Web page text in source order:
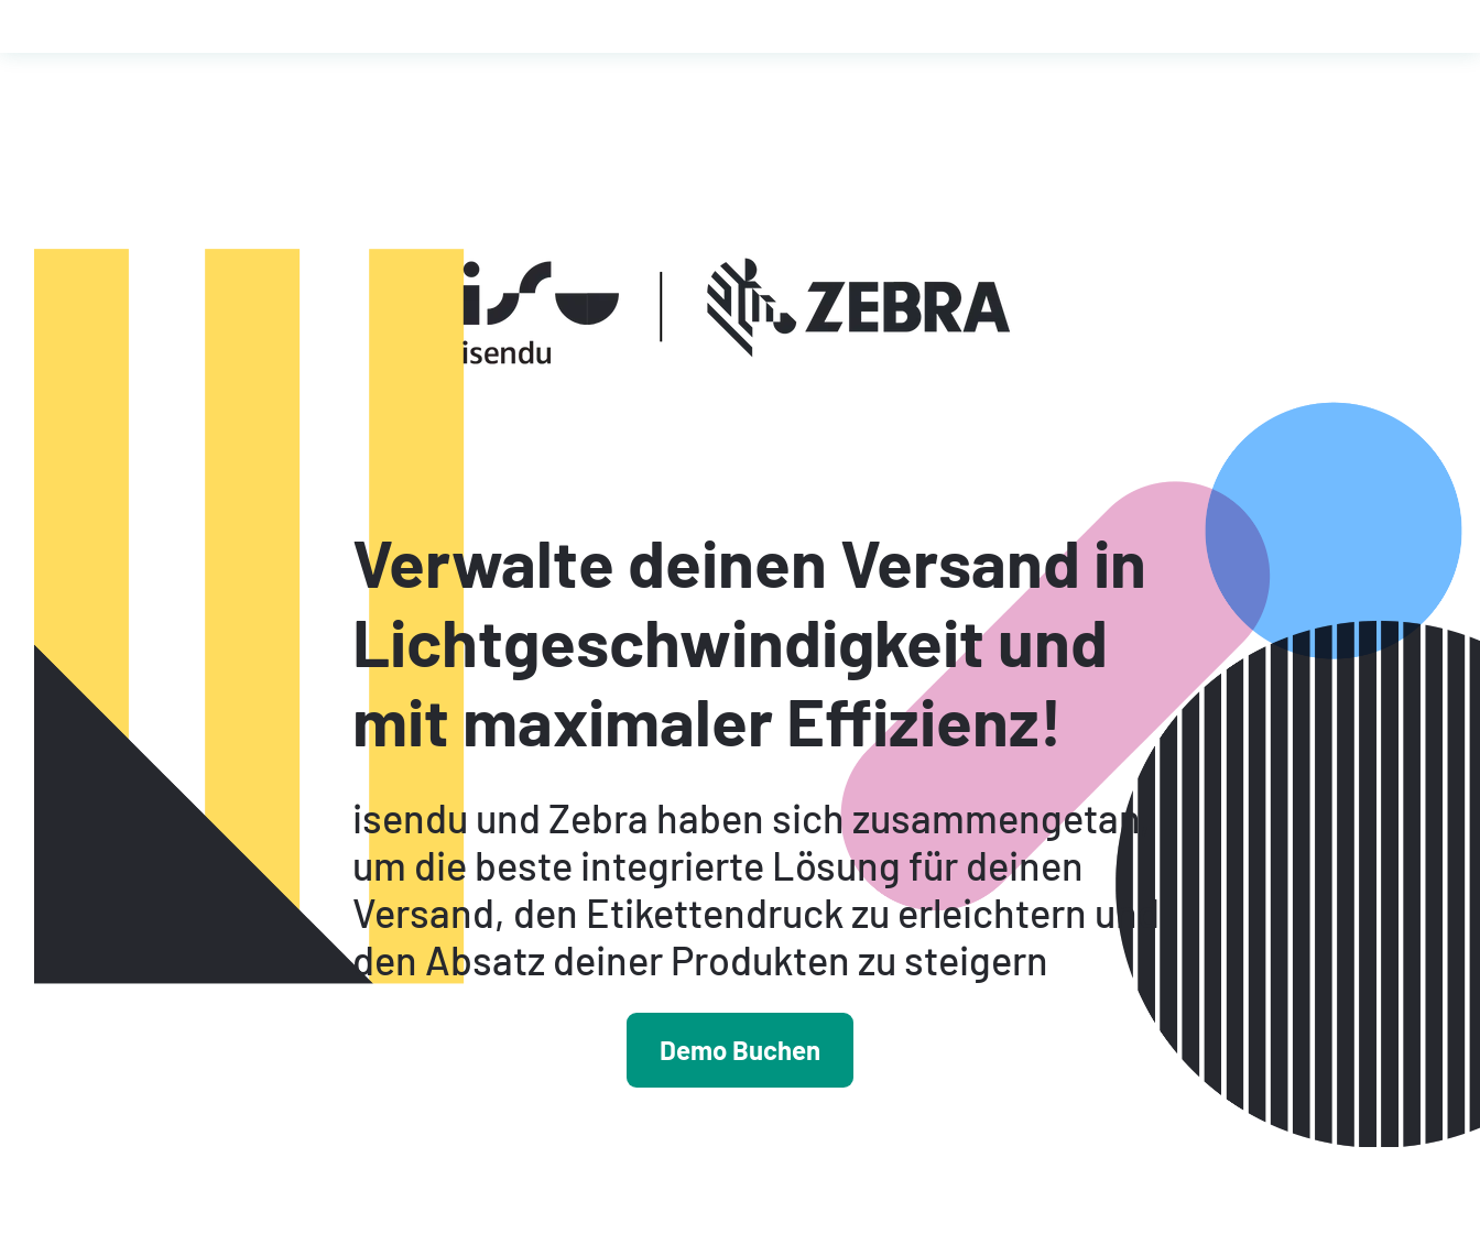
Verwalte deinen Versand in
Lichtgeschwindigkeit und
mit maximaler Effizienz!
isendu und Zebra haben sich zusammengetan,
um die beste integrierte Lösung für deinen
Versand, den Etikettendruck zu erleichtern und
den Absatz deiner Produkten zu steigern
Demo Buchen